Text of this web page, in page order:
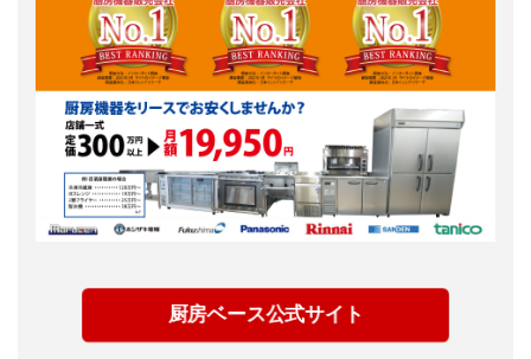
厨房ベース公式サイト